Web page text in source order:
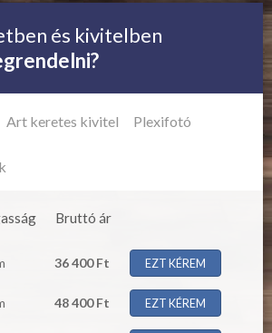
és kivitelben
Art keretes kivitel Plexifotó
Bruttó ár
36 400 Ft EZT KÉREM
48 400 Ft EZT KÉREM